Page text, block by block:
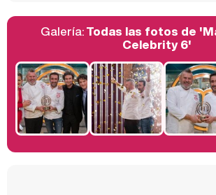
Galería:Todas las fotos de
Celebrity 6'